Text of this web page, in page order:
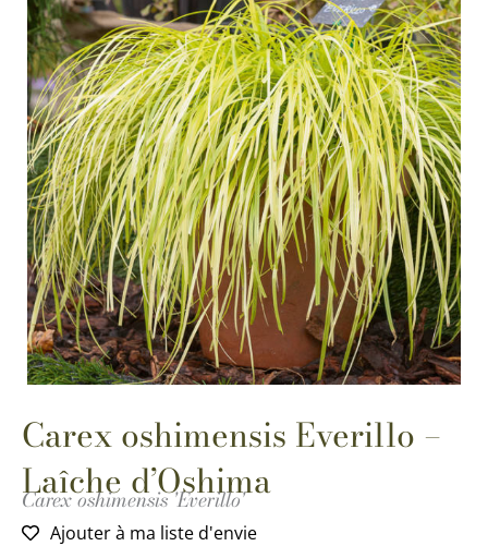
Carex oshimensis Everillo –
Laîche d’Oshima
Carex oshimensis 'Everillo'
Ajouter à ma liste d'envie